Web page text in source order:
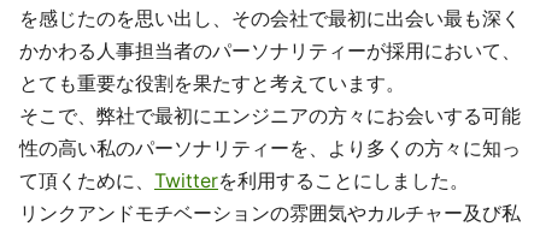
を感じたのを思い出し、その会社で最初に出会い最も深く
かかわる人事担当者のパーソナリティーが採用において、
とても重要な役割を果たすと考えています。
そこで、弊社で最初にエンジニアの方々にお会いする可能
性の高い私のパーソナリティーを、より多くの方々に知っ
て頂くために、 Twitterを利用することにしました。
リンクアンドモチベーションの雰囲気やカルチャー及び私